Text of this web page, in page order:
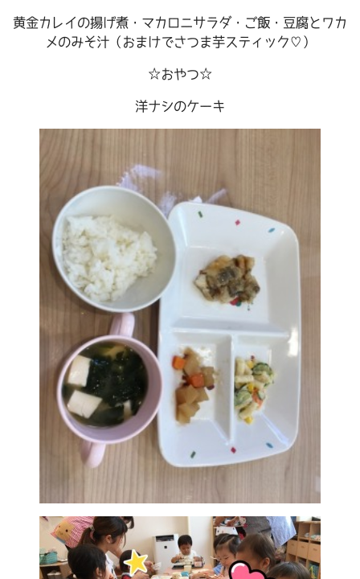
黄金カレイの揚げ煮・マカロニサラダ・ご飯・豆腐とワカ
メのみそ汁（おまけでさつま芋スティック♡）
☆おやつ☆
洋ナシのケーキ